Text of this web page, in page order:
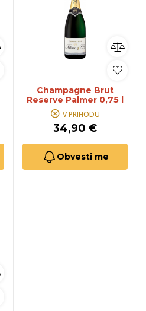
Champagne Brut
Reserve Palmer 0,75 l
V PRIHODU
34,90 €
Obvesti me